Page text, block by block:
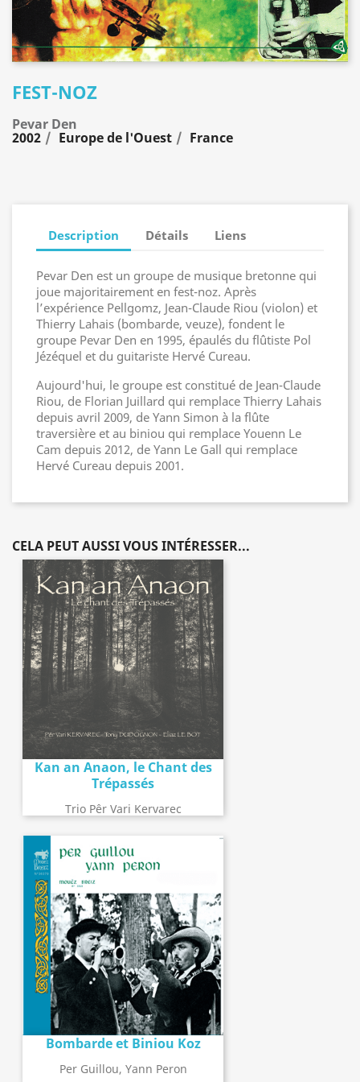
FEST-NOZ
Pevar Den
2002 Europe de l'Ouest France
Description Détails Liens
Pevar Den est un groupe de musique bretonne qui
joue majoritairement en fest-noz. Après
l’expérience Pellgomz, Jean-Claude Riou (violon) et
Thierry Lahais (bombarde, veuze), fondent le
groupe Pevar Den en 1995, épaulés du flûtiste Pol
Jézéquel et du guitariste Hervé Cureau.
Aujourd'hui, le groupe est constitué de Jean-Claude
Riou, de Florian Juillard qui remplace Thierry Lahais
depuis avril 2009, de Yann Simon à la flûte
traversière et au biniou qui remplace Youenn Le
Cam depuis 2012, de Yann Le Gall qui remplace
Hervé Cureau depuis 2001.
CELA PEUT AUSSI VOUS INTÉRESSER...
Kan an Anaon, le Chant des
Trépassés
Trio Pêr Vari Kervarec
Bombarde et Biniou Koz
Per Guillou, Yann Peron